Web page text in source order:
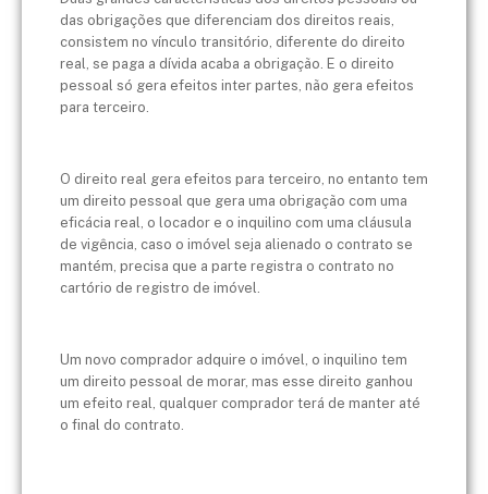
das obrigações que diferenciam dos direitos reais,
consistem no vínculo transitório, diferente do direito
real, se paga a dívida acaba a obrigação. E o direito
pessoal só gera efeitos inter partes, não gera efeitos
para terceiro.
O direito real gera efeitos para terceiro, no entanto tem
um direito pessoal que gera uma obrigação com uma
eficácia real, o locador e o inquilino com uma cláusula
de vigência, caso o imóvel seja alienado o contrato se
mantém, precisa que a parte registra o contrato no
cartório de registro de imóvel.
Um novo comprador adquire o imóvel, o inquilino tem
um direito pessoal de morar, mas esse direito ganhou
um efeito real, qualquer comprador terá de manter até
o final do contrato.